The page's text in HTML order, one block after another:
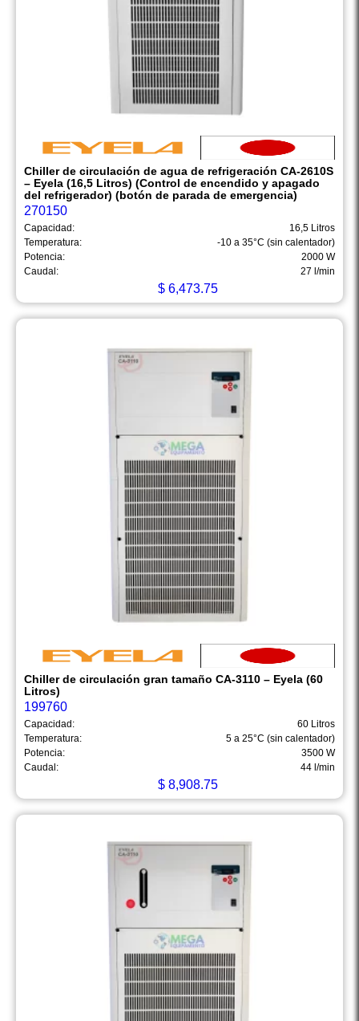
Chiller de circulación de agua de refrigeración CA-2610S
– Eyela (16,5 Litros) (Control de encendido y apagado
del refrigerador) (botón de parada de emergencia)
270150
Capacidad:
16,5 Litros
Temperatura:
-10 a 35°C (sin calentador)
Potencia:
2000 W
Caudal:
27 l/min
$6,473.75
Chiller de circulación gran tamaño CA-3110 – Eyela (60
Litros)
199760
Capacidad:
60 Litros
Temperatura:
5 a 25°C (sin calentador)
Potencia:
3500 W
Caudal:
44 l/min
$8,908.75